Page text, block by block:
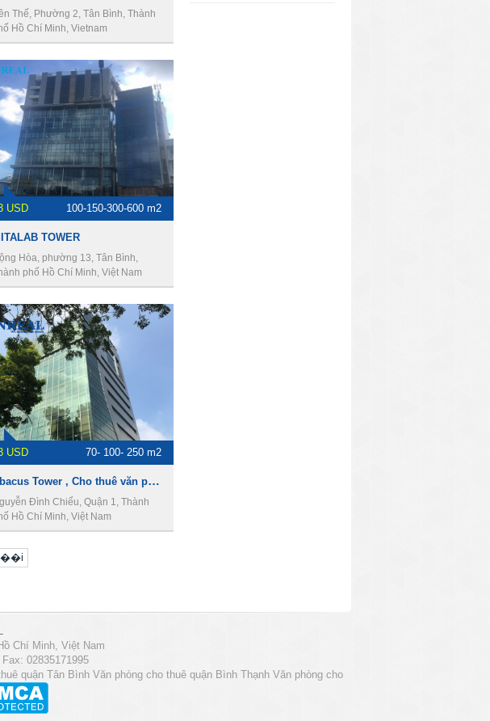
Thế, Phường 2, Tân Bình, Thành
Hồ Chí Minh, Vietnam
USD 100-150-300-600 m2
TOWER
Hòa, phường 13, Tân Bình,
phố Hồ Chí Minh, Việt Nam
USD 70- 100- 250 m2
Abacus Tower , Cho thuê văn phòng Quận 1
Đình Chiểu, Quận 1, Thành
Hồ Chí Minh, Việt Nam
Chí Minh, Việt Nam
02835171995
quận Tân Bình Văn phòng cho thuê quận Bình Thạnh Văn phòng cho